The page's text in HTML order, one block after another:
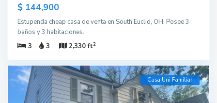
$ 144,900
Estupenda cheap casa de venta en South Euclid, OH. Posee 3
baños y 3 habitaciones.
3
3 2,330 ft2
Casa Uni Familiar